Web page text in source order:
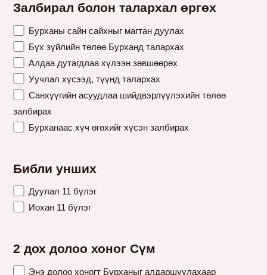
Залбирал болон талархал өргөх
Бурханы сайн сайхныг магтан дуулах
Бүх зүйлийн төлөө Бурханд талархах
Алдаа дутагдлаа хүлээн зөвшөөрөх
Уучлал хүсээд, түүнд талархах
Санхүүгийн асуудлаа шийдвэрлүүлэхийн төлөө
залбирах
Бурханаас хүч өгөхийг хүсэн залбирах
Библи унших
Дуулал 11 бүлэг
Иохан 11 бүлэг
2 дох долоо хоног Сүм
Энэ долоо хоногт Бурханыг алдаршуулахаар